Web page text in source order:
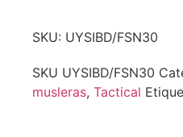
SKU: UYSIBD/FSN30
SKU UYSIBD/FSN30
musleras, Tactical